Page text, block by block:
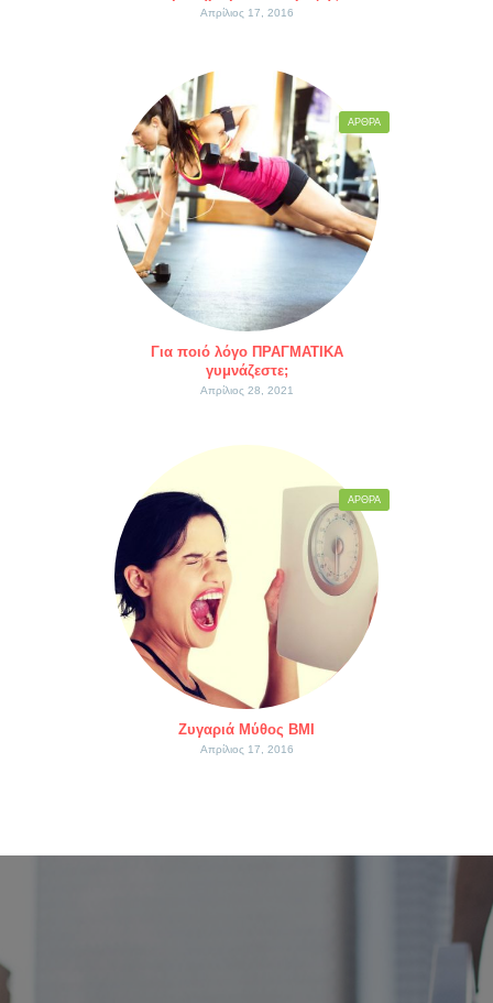
Απρίλιος 17, 2016
Για ποιό λόγο ΠΡΑΓΜΑΤΙΚΑ
γυμνάζεστε;
Απρίλιος 28, 2021
ΆΡΘΡΑ
Ζυγαριά Μύθος BMI
Απρίλιος 17, 2016
ΆΡΘΡΑ